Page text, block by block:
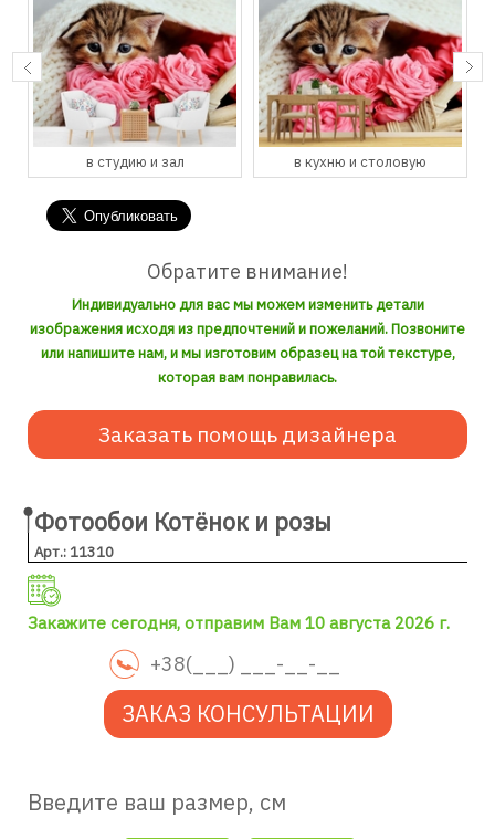
в студию и зал в кухню и столовую
Обратите внимание!
Индивидуально для вас мы можем изменить детали
изображения исходя из предпочтений и пожеланий. Позвоните
или напишите нам, и мы изготовим образец на той текстуре,
которая вам понравилась.
Заказать помощь дизайнера
Фотообои Котёнок и розы
Арт.: 11310
Закажите сегодня, отправим Вам 10 августа 2026 г.
ЗАКАЗ КОНСУЛЬТАЦИИ
Введите ваш размер, см